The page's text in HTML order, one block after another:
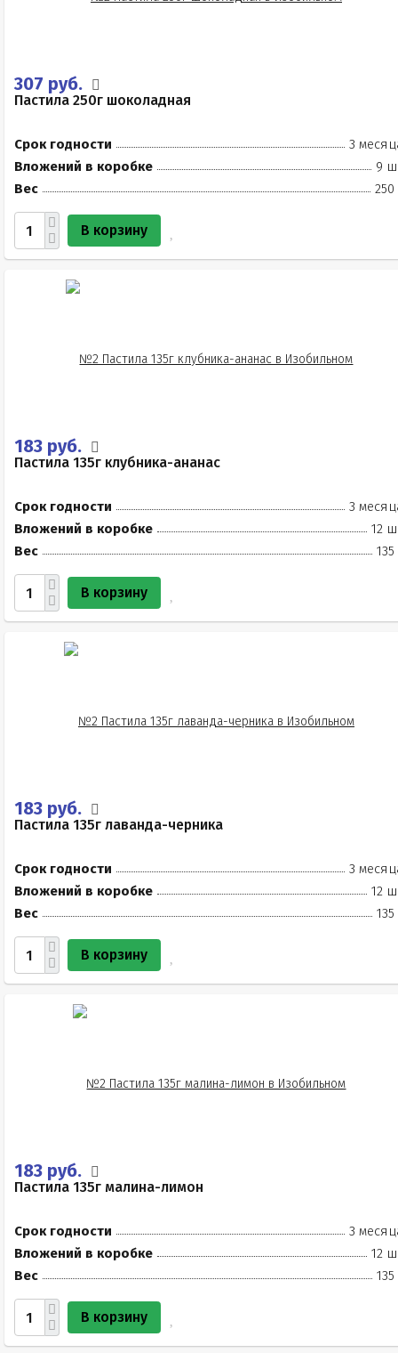
307 руб.
Пастила 250г шоколадная
Срок годности
3
Вложений в коробке
9
Вес
250
В корзину
183 руб.
Пастила 135г клубника-ананас
Срок годности
3
Вложений в коробке
12
Вес
135
В корзину
183 руб.
Пастила 135г лаванда-черника
Срок годности
3
Вложений в коробке
12
Вес
135
В корзину
183 руб.
Пастила 135г малина-лимон
Срок годности
3
Вложений в коробке
12
Вес
135
В корзину